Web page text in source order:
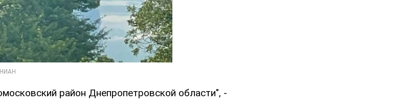
район Днепропетровской области", -